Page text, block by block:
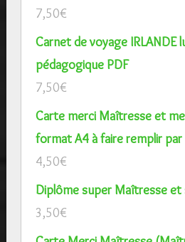
7,50€
Carnet de voyage IRLANDE
pédagogique PDF
7,50€
Carte merci Maîtresse et
format A4 à faire remplir
4,50€
Diplôme super Maîtresse
3,50€